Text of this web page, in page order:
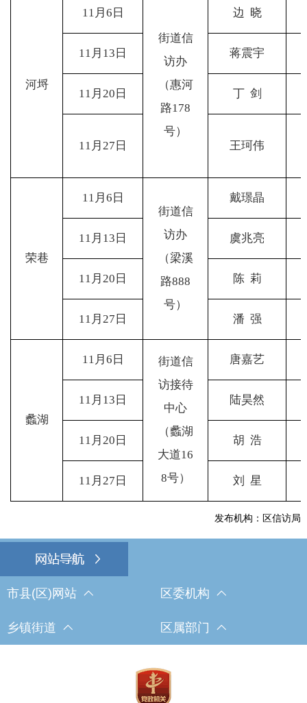
河埒
11 月6日
街道信
访办
（惠河
路178
号）
边 晓
11 月13日 蒋震宇
11 月20日 丁 剑
11 月27日 王珂伟
荣巷
11 月6日
街道信
访办
（梁溪
路888
号）
戴璟晶
11 月13日 虞兆亮
11 月20日 陈 莉
11 月27日 潘 强
蠡湖
11 月6日
街道信
访接待
中心
（蠡湖
大道16
8号）
唐嘉艺
11 月13日 陆昊然
11 月20日 胡 浩
11 月27日 刘 星
发布机构：区信访局
市县(区)网站 区委机构
乡镇街道 区属部门